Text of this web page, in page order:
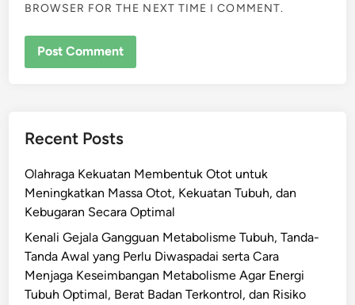
BROWSER FOR THE NEXT TIME I COMMENT.
Recent Posts
Olahraga Kekuatan Membentuk Otot untuk
Meningkatkan Massa Otot, Kekuatan Tubuh, dan
Kebugaran Secara Optimal
Kenali Gejala Gangguan Metabolisme Tubuh, Tanda-
Tanda Awal yang Perlu Diwaspadai serta Cara
Menjaga Keseimbangan Metabolisme Agar Energi
Tubuh Optimal, Berat Badan Terkontrol, dan Risiko